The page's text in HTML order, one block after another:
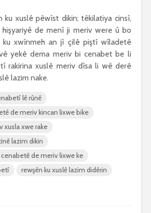
ku xuslê pêwîst dikin; têkilatiya cinsî,
de menî ji meriv were û bo
xwînmeh an jî çilê piştî wîladetê
yekê dema meriv bi cenabet be li
rakirina xuslê meriv dîsa li wê derê
lazim nake.
lê rûnê
de meriv kincan lixwe bike
xusla xwe rake
lazim dikin
de meriv lixwe ke
rewşên ku xuslê lazim didêrin